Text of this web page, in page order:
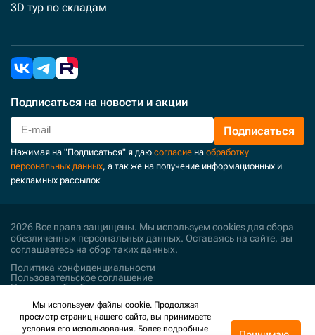
3D тур по складам
Подписаться на новости и акции
Подписаться
Нажимая на "Подписаться" я даю согласие на обработку
персональных данных, а так же на получение информационных и
рекламных рассылок
2026 Все права защищены. Мы используем cookies для сбора
обезличенных персональных данных. Оставаясь на сайте, вы
соглашаетесь на сбор таких данных.
Политика конфиденциальности
Пользовательское соглашение
Политика обработки персональных данных
Поддержка и развитие
Мы используем файлы cookie. Продолжая
просмотр страниц нашего сайта, вы принимаете
условия его использования. Более подробные